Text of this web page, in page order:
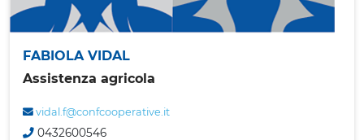
FABIOLA VIDAL
Assistenza agricola
vidal.f@confcooperative.it
0432600546